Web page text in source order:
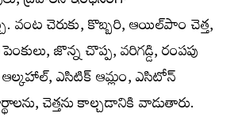
వంట చెరుకు, కొబ్బరి, ఆయిల్‌పాం చెత్త,
జొన్న చొప్ప, వరిగడ్డి, రంపపు
ఎసిటిక్ ఆమ్లం, ఎసిటోన్
చెత్తను కాల్చడానికి వాడుతారు.